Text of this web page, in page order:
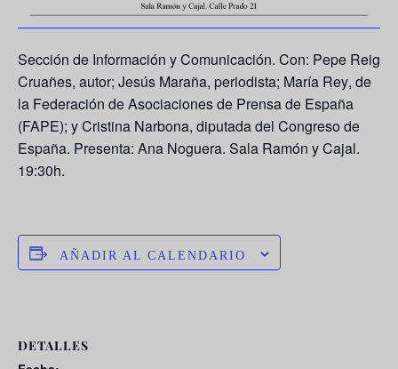
Sección de Información y Comunicación. Con: Pepe Reig
Cruañes, autor; Jesús Maraña, periodista; María Rey, de
la Federación de Asociaciones de Prensa de España
(FAPE); yCristina Narbona, diputada del Congreso de
España. Presenta: Ana Noguera. Sala Ramón y Cajal.
19:30h.
AÑADIR AL CALENDARIO
DETALLES